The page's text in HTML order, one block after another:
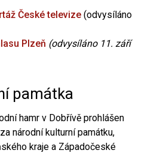
České televize (odvysíláno
Plzeň (odvysíláno 11. září
památka
hamr v Dobřívě prohlášen
národní kulturní památku,
kraje a Západočeské